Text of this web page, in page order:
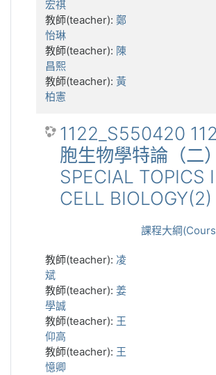
宏祺
教師(teacher): 鄭
怡琳
教師(teacher): 陳
昌熙
教師(teacher): 黃
柏憲
1122_S550420
胞生物學特論（二）
SPECIAL TOPICS
CELL BIOLOGY(2)
課程大綱
教師(teacher): 凌
斌
教師(teacher): 姜
學誠
教師(teacher): 王
仰高
教師(teacher): 王
憶卿